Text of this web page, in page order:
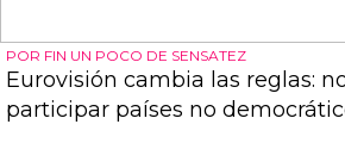
POR FIN UN POCO DE SENSATEZ
Eurovisión cambia las reglas:
participar países no